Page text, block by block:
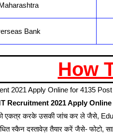
Bank
How
2021 Apply Online for 4135 Post
Recruitment 2021 Apply
को एकत्र करके उसकी जांच कर ले जैसे,
संबंधित स्कैन दस्तावेज़ तैयार करें जैसे-